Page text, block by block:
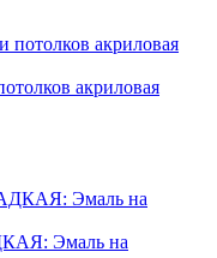
акриловая
Эмаль на